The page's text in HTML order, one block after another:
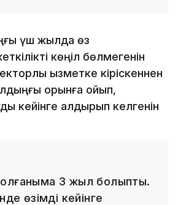
үш жылда өз
көңіл бөлмегенін
қызметке кіріскеннен
орынға қойып,
кейінге қалдырып келгенін
3 жыл болыпты.
өзімді кейінге